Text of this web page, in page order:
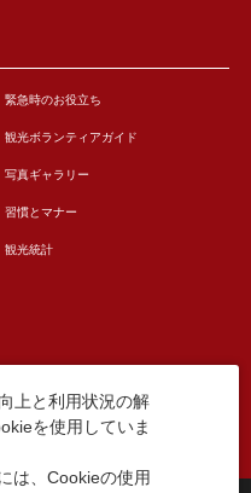
緊急時のお役立ち
観光ボランティアガイド
写真ギャラリー
習慣とマナー
観光統計
広告掲載について
上と利用状況の解
を使用していま
は、Cookieの使用